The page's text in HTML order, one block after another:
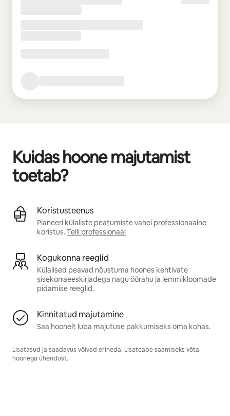
Kuidas hoone majutamist
toetab?
Koristusteenus
Planeeri külaliste peatumiste vahel professionaalne
koristus.Telli professionaal
Kogukonna reeglid
Külalised peavad nõustuma hoones kehtivate
sisekorraeeskirjadega nagu öörahu ja lemmikloomade
pidamise reeglid.
Kinnitatud majutamine
Saa hoonelt luba majutuse pakkumiseks oma kohas.
Lisatasud ja saadavus võivad erineda. Lisateabe saamiseks võta
hoonega ühendust.